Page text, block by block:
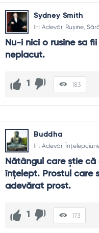
Sydney Smith
In: Adevăr, Rușine,
Nu-i nici o rusine sa
neplacut.
1 183
Buddha
In: Adevăr,
Nătângul care ştie
înţelept. Prostul care
adevărat prost.
1 173